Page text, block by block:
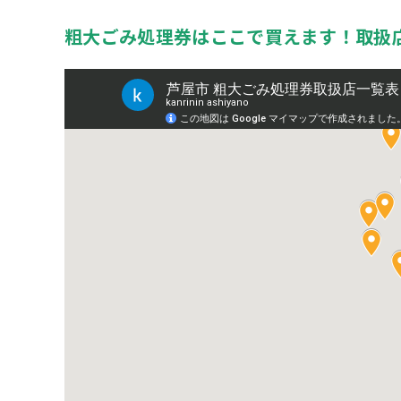
粗大ごみ処理券はここで買えます！取扱